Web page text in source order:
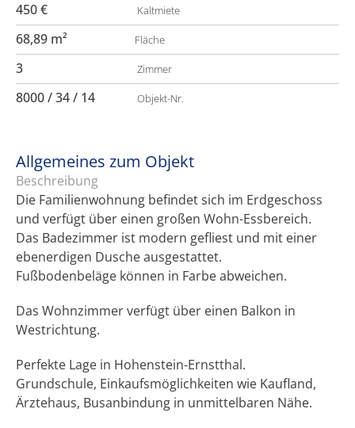
450 € Kaltmiete
68,89 m² Fläche
3 Zimmer
8000 / 34 / 14 Objekt-Nr.
Allgemeines zum Objekt
Beschreibung
Die Familienwohnung befindet sich im Erdgeschoss
und verfügt über einen großen Wohn-Essbereich.
Das Badezimmer ist modern gefliest und mit einer
ebenerdigen Dusche ausgestattet.
Fußbodenbeläge können in Farbe abweichen.
Das Wohnzimmer verfügt über einen Balkon in
Westrichtung.
Perfekte Lage in Hohenstein-Ernstthal.
Grundschule, Einkaufsmöglichkeiten wie Kaufland,
Ärztehaus, Busanbindung in unmittelbaren Nähe.